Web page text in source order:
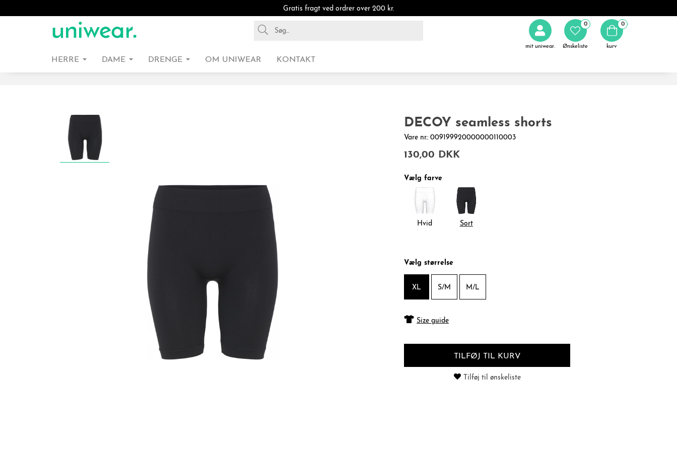
Gratis fragt ved ordrer over 200 kr.
mit uniwear. Ønskeliste
0 0
kurv
HERRE DAME DRENGE OM UNIWEAR KONTAKT
DECOY seamless shorts
Vare nr.: 009199920000000110003
130,00 DKK
Vælg farve
Hvid Sort
Vælg størrelse
XL S/M M/L
Size guide
TILFØJ TIL KURV
Tilføj til ønskeliste